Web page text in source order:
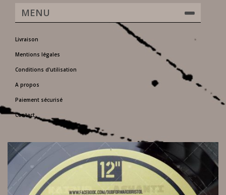
MENU
Livraison
Mentions légales
Conditions d'utilisation
A propos
Paiement sécurisé
Contact